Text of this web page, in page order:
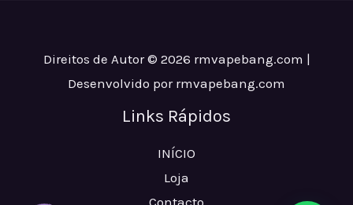
Direitos de Autor © 2026 rmvapebang.com |
Desenvolvido por rmvapebang.com
Links Rápidos
INÍCIO
Loja
Contacto